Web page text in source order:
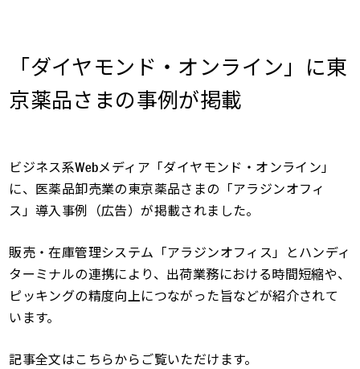
「ダイヤモンド・オンライン」に東
京薬品さまの事例が掲載
ビジネス系Webメディア「ダイヤモンド・オンライン」
に、医薬品卸売業の東京薬品さまの「アラジンオフィ
ス」導入事例（広告）が掲載されました。
販売・在庫管理システム「アラジンオフィス」とハンディ
ターミナルの連携により、出荷業務における時間短縮や、
ピッキングの精度向上につながった旨などが紹介されて
います。
記事全文はこちらからご覧いただけます。